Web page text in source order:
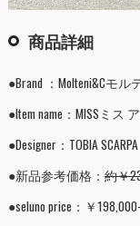
商品詳細
●Brand ：Molteni&Cモル
●Item name：MISSミ
●Designer：TOBIA
●新品参考価格： 約￥
●seluno price：￥198,000-